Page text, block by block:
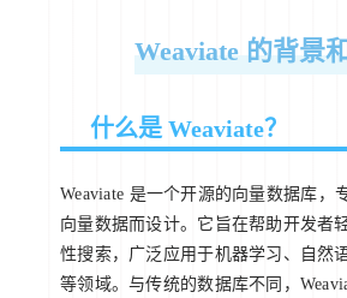
Weaviate 的背景
什么是 Weaviate？
Weaviate 是一个开源的向量数据库，
向量数据而设计。它旨在帮助开发者
性搜索，广泛应用于机器学习、自然
等领域。与传统的数据库不同，